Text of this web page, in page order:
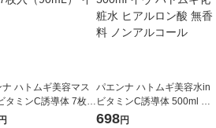
ハトムギ美容マス
タミンC誘導体 7枚入
） イヴ
円
パエンナ ハトムギ美容水in
ビタミンC誘導体 500ml イ
ヴ ハトムギ化粧水 ヒアルロ
698円